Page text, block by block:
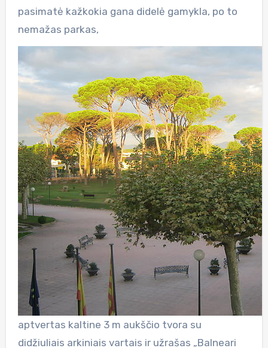
pasimatė kažkokia gana didelė gamykla, po to
nemažas parkas,
aptvertas kaltine 3 m aukščio tvora su
didžiuliais arkiniais vartais ir užrašas „Balneari